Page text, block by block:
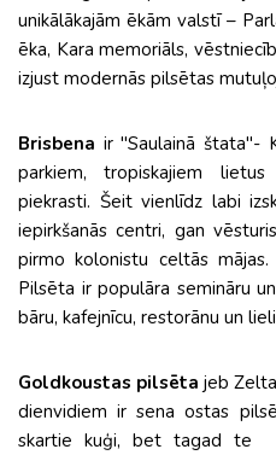
unikālākajām ēkām valstī –
ēka, Kara memoriāls,
izjust modernās pilsētas
Brisbena ir "Saulainā štata"-
parkiem, tropiskajiem
piekrasti. Šeit vienlīdz labi
iepirkšanās centri, gan
pirmo kolonistu celtās
Pilsēta ir populāra semināru
bāru, kafejnīcu, restorānu un
Goldkoustas pilsēta jeb
dienvidiem ir sena ostas
skartie kuģi, bet tagad te